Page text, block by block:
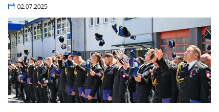
02.07.2025